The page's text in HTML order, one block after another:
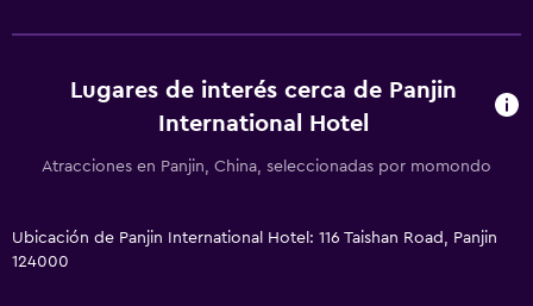
Lugares de interés cerca de Panjin
International Hotel
Atracciones en Panjin, China, seleccionadas por momondo
Ubicación de Panjin International Hotel: 116 Taishan Road, Panjin
124000